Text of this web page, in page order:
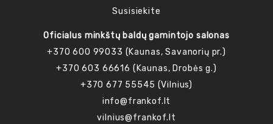
Susisiekite
Oficialus minkštų baldų gamintojo salonas
+370 600 99033 (Kaunas, Savanorių pr.)
+370 603 66616 (Kaunas, Drobės g.)
+370 677 55545 (Vilnius)
info@frankof.lt
vilnius@frankof.lt